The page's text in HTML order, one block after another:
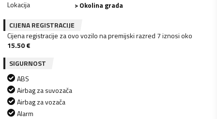
Lokacija
> Okolina grada
CIJENA REGISTRACIJE
Cijena registracije za ovo vozilo na premijski razred 7 iznosi oko
15.50€
SIGURNOST
ABS
Airbag za suvozača
Airbag za vozača
Alarm